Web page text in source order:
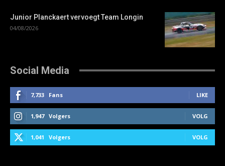
Junior Planckaert vervoegt Team Longin
04/08/2026
Social Media
7,733 Fans LIKE
1,947 Volgers VOLG
1,041 Volgers VOLG